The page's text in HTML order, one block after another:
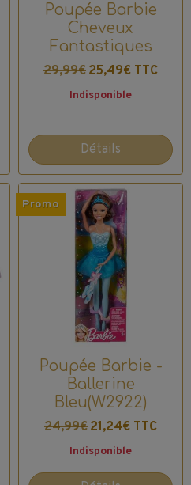
Poupée Barbie
Cheveux
Fantastiques
29,99€ 25,49€ TTC
Indisponible
Détails
Promo
Poupée Barbie -
Ballerine
Bleu(W2922)
24,99€ 21,24€ TTC
Indisponible